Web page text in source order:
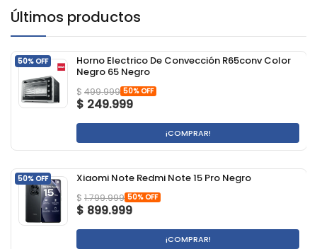
Últimos productos
50% OFF
Horno Electrico De Convección R65conv Color
Negro 65 Negro
$ 499.999 50% OFF
$ 249.999
¡COMPRAR!
50% OFF Xiaomi Note Redmi Note 15 Pro Negro
$ 1.799.999 50% OFF
$ 899.999
¡COMPRAR!